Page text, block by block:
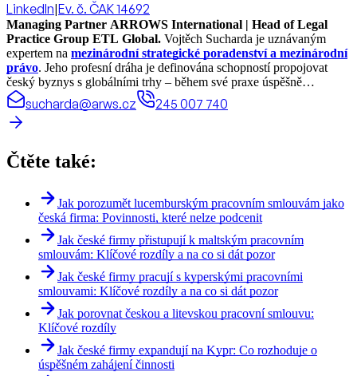
LinkedIn|Ev. č. ČAK 14692
Managing Partner ARROWS International | Head of Legal
Practice Group ETL Global. Vojtěch Sucharda je uznávaným
expertem na mezinárodní strategické poradenství a mezinárodní
právo. Jeho profesní dráha je definována schopností propojovat
český byznys s globálními trhy – během své praxe úspěšně
realizoval právní projekty a koordinoval spolupráci ve více než 70
zemích světa.
sucharda@arws.cz 245 007 740
Čtěte také:
Jak porozumět lucemburským pracovním smlouvám jako
česká firma: Povinnosti, které nelze podcenit
Jak české firmy přistupují k maltským pracovním
smlouvám: Klíčové rozdíly a na co si dát pozor
Jak české firmy pracují s kyperskými pracovními
smlouvami: Klíčové rozdíly a na co si dát pozor
Jak porovnat českou a litevskou pracovní smlouvu:
Klíčové rozdíly
Jak české firmy expandují na Kypr: Co rozhoduje o
úspěšném zahájení činnosti